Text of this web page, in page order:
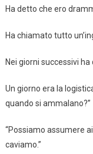
Ha detto che ero
Ha chiamato tutto
Nei giorni successivi
Un giorno era la
quando si ammalano?”
“Possiamo assumere
caviamo.”